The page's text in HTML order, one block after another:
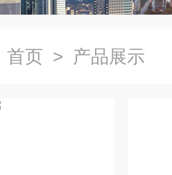
首页 > 产品展示